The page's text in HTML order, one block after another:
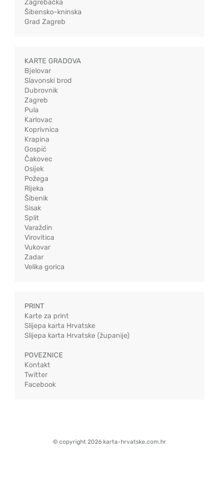
Zagrebačka
Šibensko-kninska
Grad Zagreb
KARTE GRADOVA
Bjelovar
Slavonski brod
Dubrovnik
Zagreb
Pula
Karlovac
Koprivnica
Krapina
Gospić
Čakovec
Osijek
Požega
Rijeka
Šibenik
Sisak
Split
Varaždin
Virovitica
Vukovar
Zadar
Velika gorica
PRINT
Karte za print
Slijepa karta Hrvatske
Slijepa karta Hrvatske (županije)
POVEZNICE
Kontakt
Twitter
Facebook
© copyright 2026 karta-hrvatske.com.hr